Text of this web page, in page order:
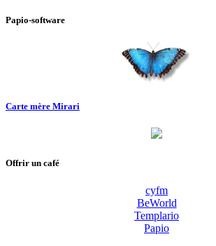
Papio-software
Carte mère Mirari
Offrir un café
cyfm
BeWorld
Templario
Papio